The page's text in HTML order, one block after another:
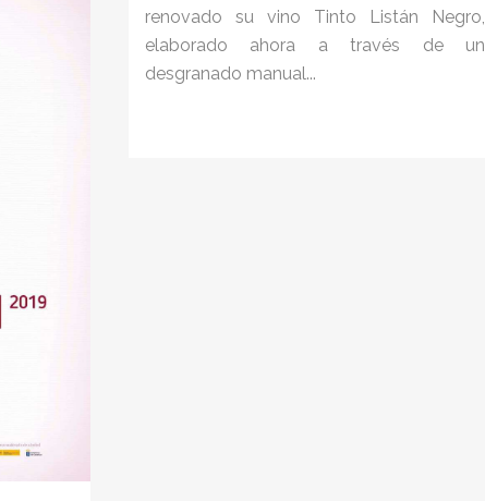
renovado su vino Tinto Listán Negro,
elaborado ahora a través de un
desgranado manual...